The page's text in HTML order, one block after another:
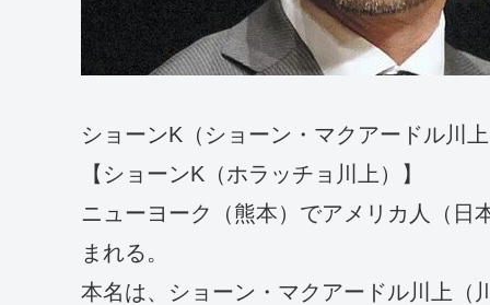
ショーンK（ショーン・マクアードル川
【ショーンK（ホラッチョ川上）】
ニューヨーク（熊本）でアメリカ人（日
まれる。
本名は、ショーン・マクアードル川上（